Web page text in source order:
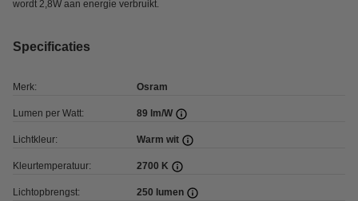
wordt 2,8W aan energie verbruikt.
Specificaties
Merk: Osram
Lumen per Watt: 89 lm/W
Lichtkleur: Warm wit
Kleurtemperatuur: 2700 K
Lichtopbrengst: 250 lumen